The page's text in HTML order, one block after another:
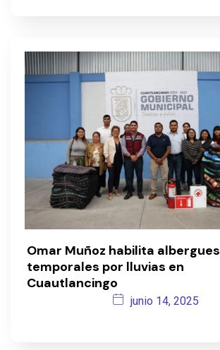
Omar Muñoz habilita albergues
temporales por lluvias en
Cuautlancingo
junio 14, 2025